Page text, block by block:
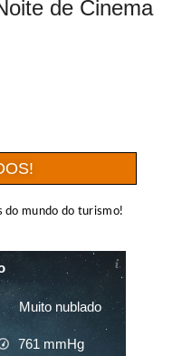
de Cinema
do mundo do turismo!
Muito nublado
761mmHg